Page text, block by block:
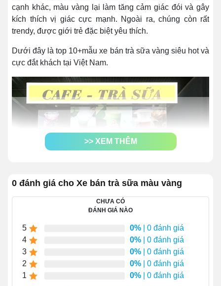
cạnh khác, màu vàng lại làm tăng cảm giác đói và gây
kích thích vị giác cực mạnh. Ngoài ra, chúng còn rất
trendy, được giới trẻ đặc biệt yêu thích.
Dưới đây là top 10+mẫu xe bán trà sữa vàng siêu hot và
cực đắt khách tại Việt Nam.
>> XEM THÊM
0 đánh giá cho Xe bán trà sữa màu vàng
CHƯA CÓ
ĐÁNH GIÁ NÀO
5 0% | 0 đánh giá
4
0% | 0 đánh giá
3
0% | 0 đánh giá
2
0% | 0 đánh giá
1
0% | 0 đánh giá